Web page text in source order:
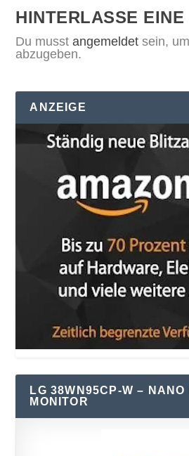
HINTERLASSE
Du musstangemeldet sein,
abzugeben.
ANZEIGE
LG 38WN95CP-W – NANO
MONITOR